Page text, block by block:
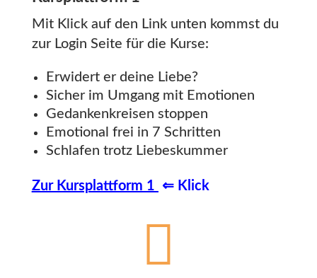
Mit Klick auf den Link unten kommst du
zur Login Seite für die Kurse:
Erwidert er deine Liebe?
Sicher im Umgang mit Emotionen
Gedankenkreisen stoppen
Emotional frei in 7 Schritten
Schlafen trotz Liebeskummer
Zur Kursplattform 1 ⇐ Klick
